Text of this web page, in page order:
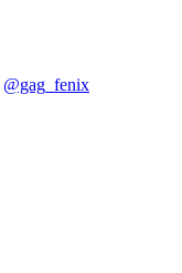
@gag_fenix